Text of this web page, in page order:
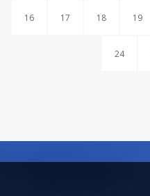
16 17 18 19
24